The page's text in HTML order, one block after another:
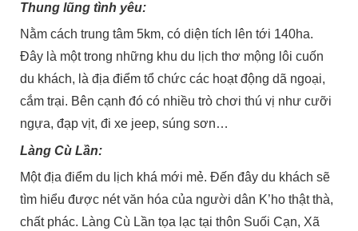
Thung lũng tình yêu:
Nằm cách trung tâm 5km, có diện tích lên tới 140ha.
Đây là một trong những khu du lịch thơ mộng lôi cuốn
du khách, là địa điểm tổ chức các hoạt động dã ngoại,
cắm trại. Bên cạnh đó có nhiều trò chơi thú vị như cưỡi
ngựa, đạp vịt, đi xe jeep, súng sơn…
Làng Cù Lần:
Một địa điểm du lịch khá mới mẻ. Đến đây du khách sẽ
tìm hiểu được nét văn hóa của người dân K’ho thật thà,
chất phác. Làng Cù Lần tọa lạc tại thôn Suối Cạn, Xã